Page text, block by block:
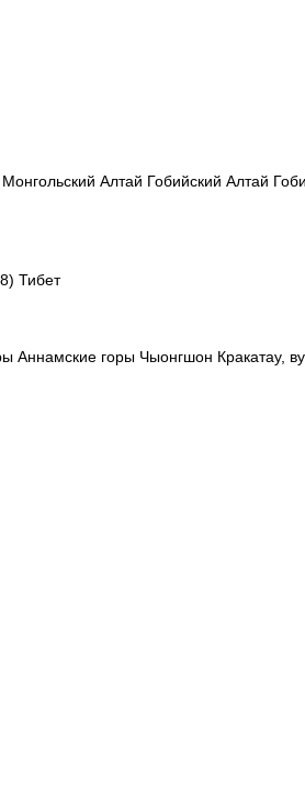
Алтай Гобийский Алтай
Тибет
Аннамские горы Чыонгшон Кракатау,